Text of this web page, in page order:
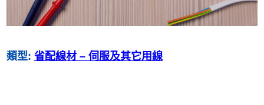
類型: 省配線材 – 伺服及其它用線